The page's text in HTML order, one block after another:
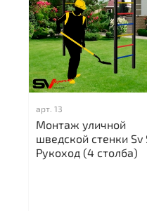
арт. 13
Монтаж уличной
шведской стенки Sv
Рукоход (4 столба)